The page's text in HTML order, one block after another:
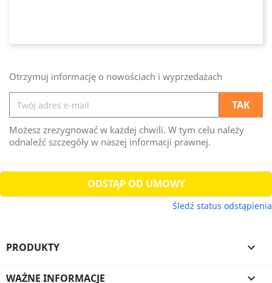
Otrzymuj informację o nowościach i wyprzedażach
Możesz zrezygnować w każdej chwili. W tym celu należy
odnaleźć szczegóły w naszej informacji prawnej.
ODSTĄP OD UMOWY
Śledź status odstąpienia
PRODUKTY 
WAŻNE INFORMACJE 